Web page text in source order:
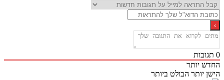
יותר
יותר הבולט ביותר